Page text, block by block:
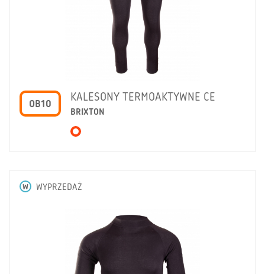
OB10
KALESONY TERMOAKTYWNE CE
BRIXTON
W WYPRZEDAŻ